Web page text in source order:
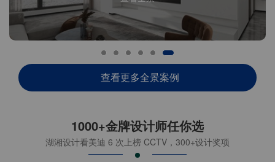
查看更多全景案例
1000+金牌设计师任你选
湖湘设计看美迪 6 次上榜 CCTV，300+设计奖项